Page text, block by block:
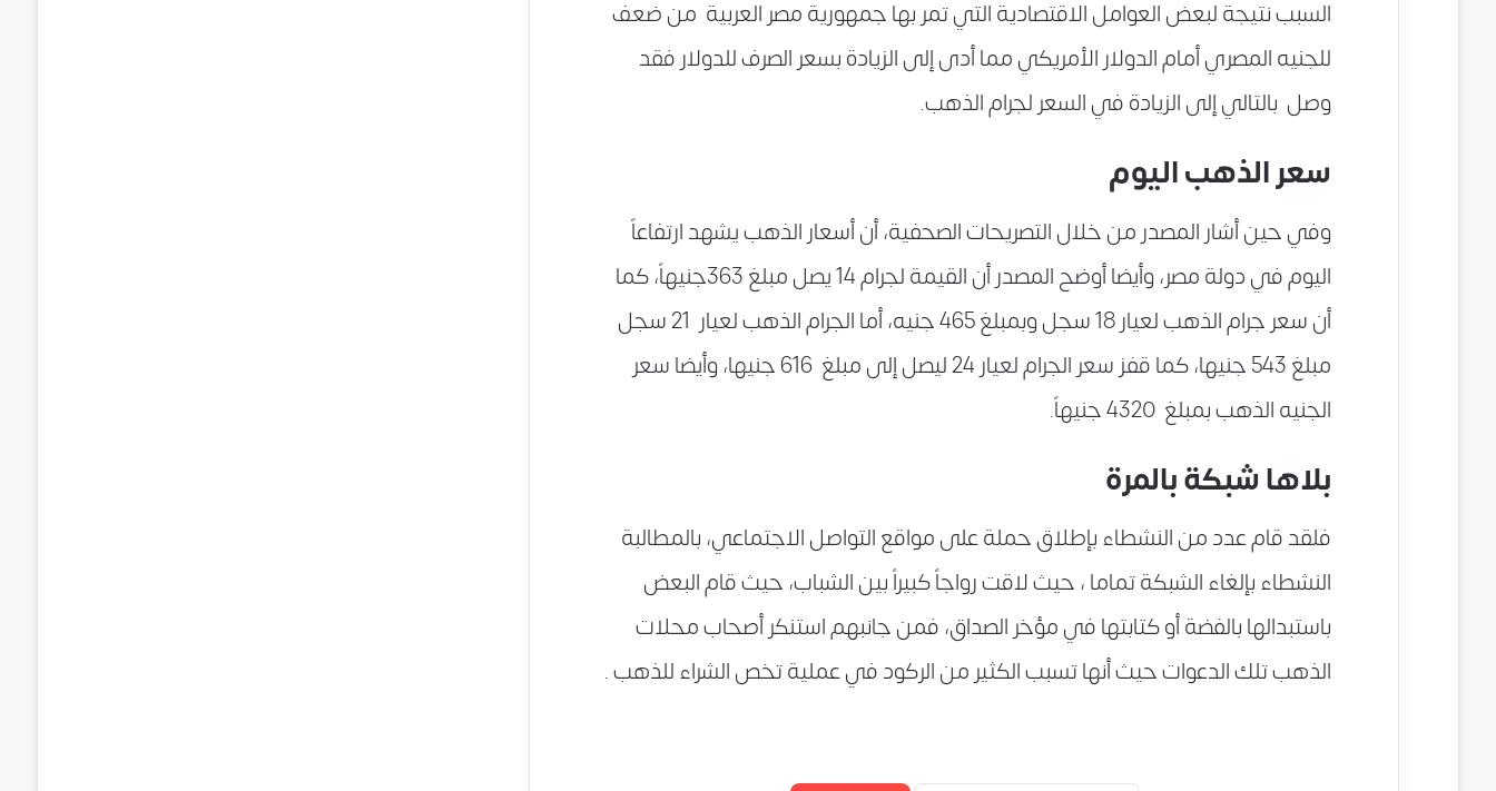
السبب نتيجة لبعض العوامل الاقتصادية التي تمر بها جمهورية مصر العربية من ضعف
للجنيه المصري أمام الدولار الأمريكي مما أدى إلى الزيادة بسعر الصرف للدولار فقد
وصل بالتالي إلى الزيادة في السعر لجرام الذهب.
سعر الذهب اليوم
وفي حين أشار المصدر من خلال التصريحات الصحفية، أن أسعار الذهب يشهد ارتفاعاً
اليوم في دولة مصر، وأيضا أوضح المصدر أن القيمة لجرام 14 يصل مبلغ 363جنيهاً، كما
أن سعر جرام الذهب لعيار 18 سجل وبمبلغ 465 جنيه، أما الجرام الذهب لعيار 21 سجل
مبلغ 543 جنيها، كما قفز سعر الجرام لعيار 24 ليصل إلى مبلغ 616 جنيها، وأيضا سعر
الجنيه الذهب بمبلغ 4320 جنيهاً.
بلاها شبكة بالمرة
فلقد قام عدد من النشطاء بإطلاق حملة على مواقع التواصل الاجتماعي، بالمطالبة
النشطاء بإلغاء الشبكة تماما ، حيث لاقت رواجاً كبيراً بين الشباب، حيث قام البعض
باستبدالها بالفضة أو كتابتها في مؤخر الصداق، فمن جانبهم استنكر أصحاب محلات
الذهب تلك الدعوات حيث أنها تسبب الكثير من الركود في عملية تخص الشراء للذهب .